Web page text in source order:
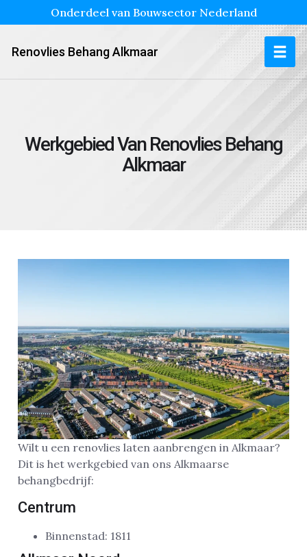
Onderdeel van Bouwsector Nederland
Renovlies Behang Alkmaar
Werkgebied Van Renovlies Behang
Alkmaar
Wilt u een renovlies laten aanbrengen in Alkmaar?
Dit is het werkgebied van ons Alkmaarse
behangbedrijf:
Centrum
Binnenstad: 1811